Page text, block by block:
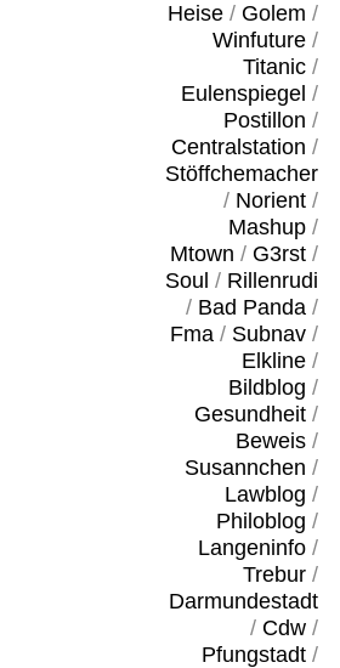
Heise/ Golem /
Winfuture/
Titanic/
Eulenspiegel /
Postillon /
Centralstation /
Stöffchemacher
/ Norient/
Mashup/
Mtown / G3rst/
Soul / Rillenrudi
/ Bad Panda/
Fma/ Subnav/
Elkline/
Bildblog /
Gesundheit/
Beweis/
Susannchen /
Lawblog /
Philoblog /
Langeninfo/
Trebur/
Darmundestadt
/ Cdw/
Pfungstadt/